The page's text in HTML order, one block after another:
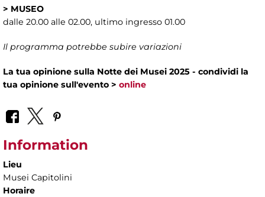
> MUSEO
dalle 20.00 alle 02.00, ultimo ingresso 01.00
Il programma potrebbe subire variazioni
La tua opinione sulla Notte dei Musei 2025 - condividi la
tua opinione sull'evento > online
Information
Lieu
Musei Capitolini
Horaire